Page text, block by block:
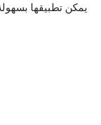
يمكن تطبيقها